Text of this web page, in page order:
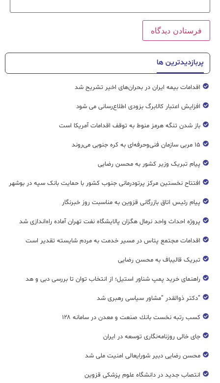
پربازدیدترین ها
اقدامات بیمه ایران در بحران‌های اخیر تشریح شد
افزایش اعتبار کالابرگ بزودی اطلاع‌رسانی می شود
باز شدن تنگه هرمز منوط به توقف اقدامات آمریکا است
۱۵ مربی سازمان فنی‌وحرفه‌ای به کره جنوبی می‌روند
پیام تبریک وزیر کشور به محسن رضایی
افتتاح نخستین مرکز پرتودرمانی جنوب کشور با حمایت بانک سپه در بوشهر
پیام رئیس اتاق بازرگانی قزوین به مناسبت روز خبرنگار
پروژه احداث واحد نرمال هگزان پالایشگاه نفت تهران آماده راه‌اندازی شد
اقدامات مجتمع پتاس در مسیر خدمت به مردم شایسته تقدیر است
تبریک قالیباف به محسن رضایی
راهنمای خرید پمپ شناور استیل؛ از انتخاب توان تا بررسی دبی و هد
“دکتر ذوالقدر “مشاور سیاسی رهبری شد
كسب رتبه نخست بانك صنعت و معدن در سامانه ۱۲۸
جای خالی روزنامه‌نگاری توسعه در ایران
محسن رضایی دبیر شورایعالی امنیت ملی شد
انتصاب جدید در دانشگاه علوم پزشکی قزوین